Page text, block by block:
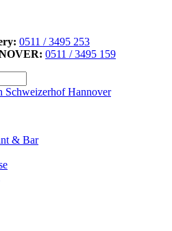
0511 / 3495 253
0511 / 3495 159
& Bar